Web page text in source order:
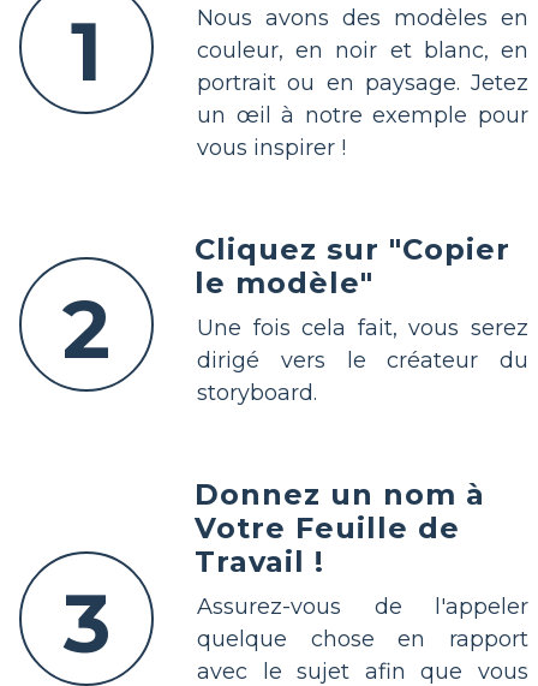
1
Nous avons des modèles en
couleur, en noir et blanc, en
portrait ou en paysage. Jetez
un œil à notre exemple pour
vous inspirer !
2
Cliquez sur "Copier
le modèle"
Une fois cela fait, vous serez
dirigé vers le créateur du
storyboard.
3
Donnez un nom à
Votre Feuille de
Travail !
Assurez-vous de l'appeler
quelque chose en rapport
avec le sujet afin que vous